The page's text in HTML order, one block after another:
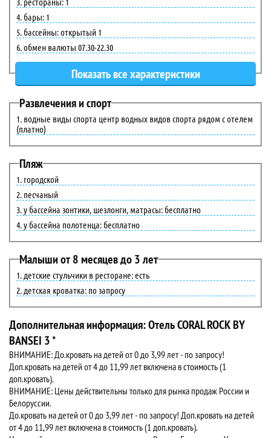
бары: 1
бассейны: открытый 1
обмен валюты 07.30-22.30
Развлечения и спорт
водные виды спорта центр водных видов спорта рядом с отелем
(платно)
Пляж
городской
песчаный
у бассейна зонтики, шезлонги, матрасы: бесплатно
у бассейна полотенца: бесплатно
Малыши от 8 месяцев до 3 лет
детские стульчики в ресторане: есть
детская кроватка: по запросу
Дополнительная информация: Отель CORAL ROCK BY
BANSEI 3 *
ВНИМАНИЕ: До.кровать на детей от 0 до 3,99 лет - по запросу!
Доп.кровать на детей от 4 до 11,99 лет включена в стоимость (1
доп.кровать).
ВНИМАНИЕ: Цены действительны только для рынка продаж России и
Белоруссии.
До.кровать на детей от 0 до 3,99 лет - по запросу! Доп.кровать на детей
от 4 до 11,99 лет включена в стоимость (1 доп.кровать).